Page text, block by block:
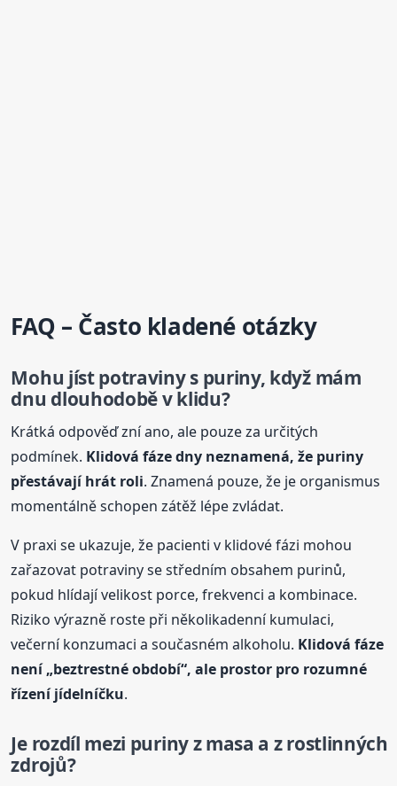
FAQ – Často kladené otázky
Mohu jíst potraviny s puriny, když mám
dnu dlouhodobě v klidu?
Krátká odpověď zní ano, ale pouze za určitých
podmínek. Klidová fáze dny neznamená, že puriny
přestávají hrát roli. Znamená pouze, že je organismus
momentálně schopen zátěž lépe zvládat.
V praxi se ukazuje, že pacienti v klidové fázi mohou
zařazovat potraviny se středním obsahem purinů,
pokud hlídají velikost porce, frekvenci a kombinace.
Riziko výrazně roste při několikadenní kumulaci,
večerní konzumaci a současném alkoholu. Klidová fáze
není „beztrestné období“, ale prostor pro rozumné
řízení jídelníčku.
Je rozdíl mezi puriny z masa a z rostlinných
zdrojů?